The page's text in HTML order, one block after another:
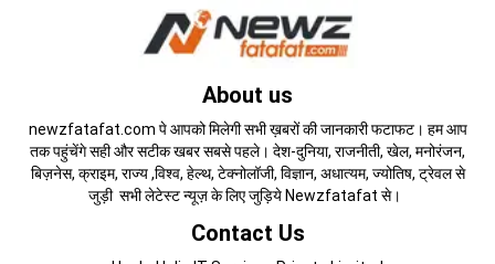
About us
newzfatafat.com पे आपको मिलेगी सभी ख़बरों की जानकारी फटाफट। हम आप
तक पहुंचेंगे सही और सटीक खबर सबसे पहले। देश-दुनिया, राजनीती, खेल, मनोरंजन,
बिज़नेस, क्राइम, राज्य ,विश्व, हेल्थ, टेक्नोलॉजी, विज्ञान, अधात्यम, ज्योतिष, ट्रेवल से
जुड़ी सभी लेटेस्ट न्यूज़ के लिए जुड़िये Newzfatafat से।
Contact Us